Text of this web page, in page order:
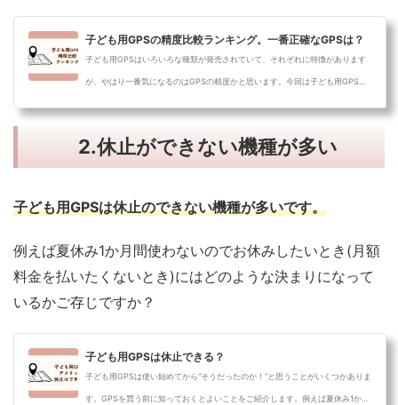
子ども用GPSの精度比較ランキング。一番正確なGPSは？
子ども用GPSはいろいろな種類が発売されていて、それぞれに特徴があります
が、やはり一番気になるのはGPSの精度かと思います。今回は子ども用GPSの
2.休止ができない機種が多い
子ども用GPSは休止のできない機種が多いです。
例えば夏休み1か月間使わないのでお休みしたいとき(月額
料金を払いたくないとき)にはどのような決まりになって
いるかご存じですか？
子ども用GPSは休止できる？
子ども用GPSは使い始めてから“そうだったのか！”と思うことがいくつかありま
す。GPSを買う前に知っておくとよいことをご紹介します。例えば夏休み1か月